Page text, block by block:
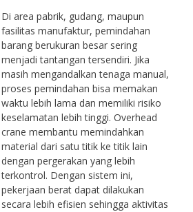
Di area pabrik, gudang, maupun
fasilitas manufaktur, pemindahan
barang berukuran besar sering
menjadi tantangan tersendiri. Jika
masih mengandalkan tenaga manual,
proses pemindahan bisa memakan
waktu lebih lama dan memiliki risiko
keselamatan lebih tinggi. Overhead
crane membantu memindahkan
material dari satu titik ke titik lain
dengan pergerakan yang lebih
terkontrol. Dengan sistem ini,
pekerjaan berat dapat dilakukan
secara lebih efisien sehingga aktivitas